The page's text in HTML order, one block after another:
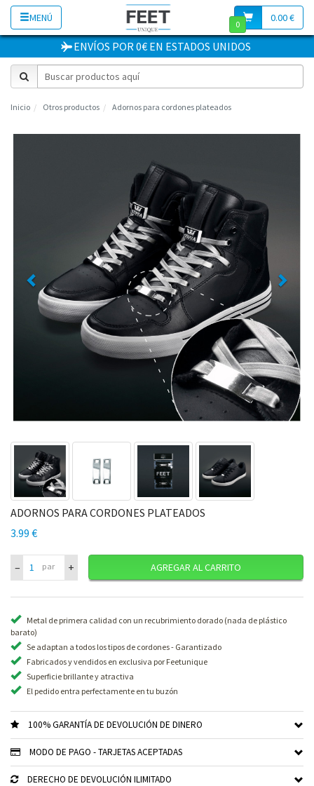
MENÚ 0.00 €
0
ENVÍOS POR 0€ EN ESTADOS UNIDOS
Inicio Otros productos Adornos para cordones plateados
ADORNOS PARA CORDONES PLATEADOS
3.99 €
– par + AGREGAR AL CARRITO
Metal de primera calidad con un recubrimiento dorado (nada de plástico
barato)
Se adaptan a todos los tipos de cordones - Garantizado
Fabricados y vendidos en exclusiva por Feetunique
Superficie brillante y atractiva
El pedido entra perfectamente en tu buzón
100% GARANTÍA DE DEVOLUCIÓN DE DINERO
MODO DE PAGO - TARJETAS ACEPTADAS
DERECHO DE DEVOLUCIÓN ILIMITADO